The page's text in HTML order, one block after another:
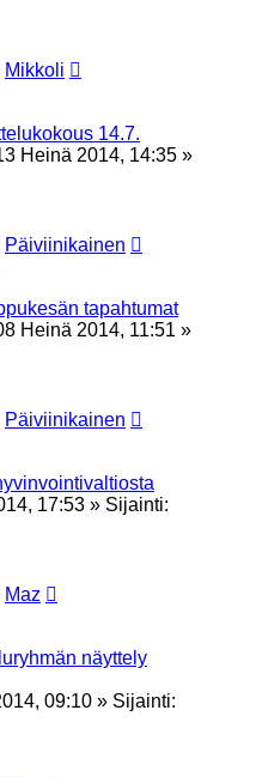
Mikkoli
14.7.
Heinä 2014, 14:35 »
Päiviinikainen
tapahtumat
Heinä 2014, 11:51 »
Päiviinikainen
17:53 » Sijainti:
Maz
näyttely
09:10 » Sijainti: